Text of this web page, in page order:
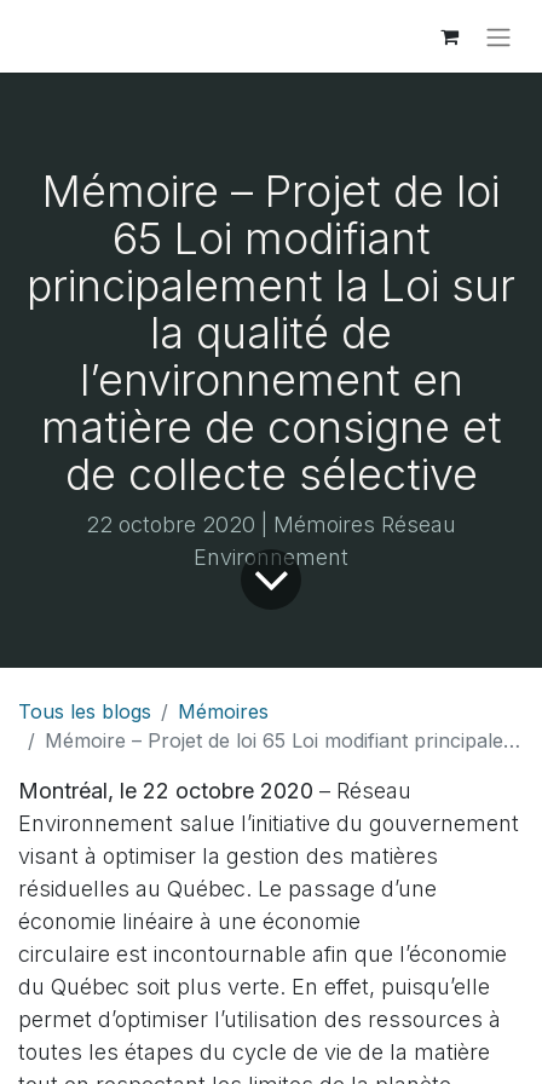
Mémoire – Projet de loi
65 Loi modifiant
principalement la Loi sur
la qualité de
l’environnement en
matière de consigne et
de collecte sélective
22 octobre 2020 | Mémoires Réseau
Environnement
Tous les blogs
Mémoires
Mémoire – Projet de loi 65 Loi modifiant principalement la Loi sur la qualité de l’environnement en matière de consigne et de collecte sélective
Montréal, le 22 octobre 2020 – Réseau
Environnement salue l’initiative du gouvernement
visant à optimiser la gestion des matières
résiduelles au Québec. Le passage d’une
économie linéaire à une économie
circulaire est incontournable afin que l’économie
du Québec soit plus verte. En effet, puisqu’elle
permet d’optimiser l’utilisation des ressources à
toutes les étapes du cycle de vie de la matière